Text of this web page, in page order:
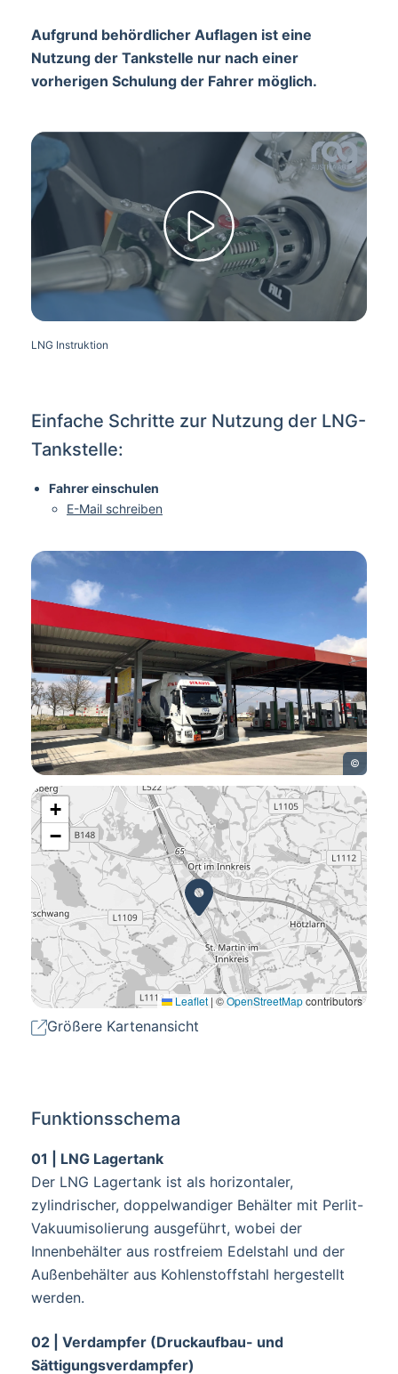
Aufgrund behördlicher Auflagen ist eine
Nutzung der Tankstelle nur nach einer
vorherigen Schulung der Fahrer möglich.
Video abspielen
LNG Instruktion
Einfache Schritte zur Nutzung der LNG-
Tankstelle:
Fahrer einschulen
E-Mail schreiben
©
+
−
Leaflet | ©OpenStreetMapcontributors
Größere Kartenansicht
Funktionsschema
01 | LNG Lagertank
Der LNG Lagertank ist als horizontaler,
zylindrischer, doppelwandiger Behälter mit Perlit-
Vakuumisolierung ausgeführt, wobei der
Innenbehälter aus rostfreiem Edelstahl und der
Außenbehälter aus Kohlenstoffstahl hergestellt
werden.
02 | Verdampfer (Druckaufbau- und
Sättigungsverdampfer)